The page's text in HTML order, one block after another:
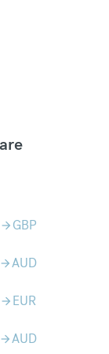
arrow_forward GBP
arrow_forwardAUD
arrow_forward EUR
arrow_forwardAUD